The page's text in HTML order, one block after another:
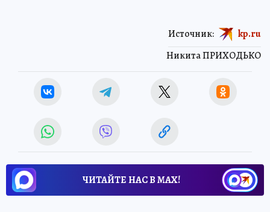
Никита ПРИХОДЬКО
Источник: kp.ru
ЧИТАЙТЕ НАС В МАХ!